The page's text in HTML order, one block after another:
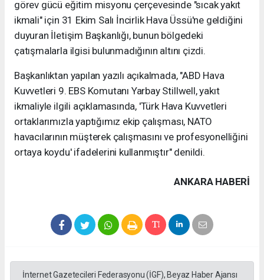
görev gücü eğitim misyonu çerçevesinde "sıcak yakıt
ikmali" için 31 Ekim Salı İncirlik Hava Üssü'ne geldiğini
duyuran İletişim Başkanlığı, bunun bölgedeki
çatışmalarla ilgisi bulunmadığının altını çizdi.
Başkanlıktan yapılan yazılı açıkalmada, "ABD Hava
Kuvvetleri 9. EBS Komutanı Yarbay Stillwell, yakıt
ikmaliyle ilgili açıklamasında, 'Türk Hava Kuvvetleri
ortaklarımızla yaptığımız ekip çalışması, NATO
havacılarının müşterek çalışmasını ve profesyonelliğini
ortaya koydu' ifadelerini kullanmıştır" denildi.
ANKARA HABERİ
İnternet Gazetecileri Federasyonu (İGF), Beyaz Haber Ajansı